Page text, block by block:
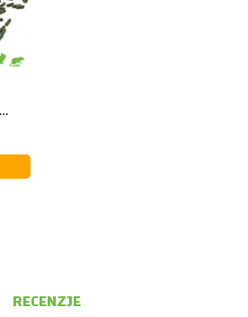
RECENZJE